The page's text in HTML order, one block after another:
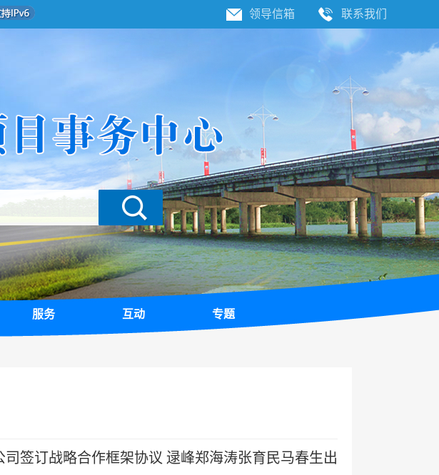
领导信箱 联系我们
服务 互动 专题
签订战略合作框架协议 逯峰郑海涛张育民马春生出